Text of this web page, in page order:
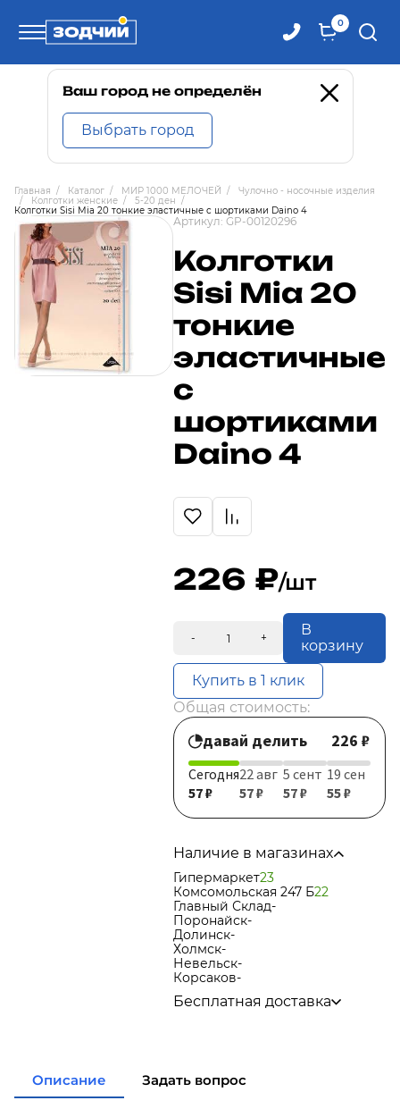
0
Телефоны
8 800 100-71-71
8 (4242) 30-00-27
8 (4242) 30-00-72
Ваш город не определён
Выбрать город
Главная / Каталог / МИР 1000 МЕЛОЧЕЙ /
Чулочно - носочные изделия
/
Колготки женские / 5-20 ден /
Колготки Sisi Mia 20 тонкие эластичные с шортиками Daino 4
Артикул: GP-00120296
Колготки
Sisi Mia 20
тонкие
эластичные
с
шортиками
Daino 4
226 /шт
- +
В
корзину
Купить в 1 клик
Общая стоимость:
давай делить 226 ₽
Сегодня
57 ₽
22 авг
57 ₽
5 сент
57 ₽
19 сен
55 ₽
Наличие в магазинах
Гипермаркет23
Комсомольская 247 Б22
Главный Склад-
Поронайск-
Долинск-
Холмск-
Невельск-
Корсаков-
Бесплатная доставка
в города Холмск, Невельск при
Описание Задать вопрос